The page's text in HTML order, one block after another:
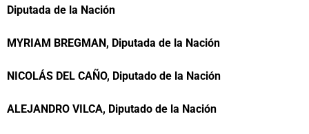
Diputada de la Nación
MYRIAM BREGMAN, Diputada de la Nación
NICOLÁS DEL CAÑO, Diputado de la Nación
ALEJANDRO VILCA, Diputado de la Nación